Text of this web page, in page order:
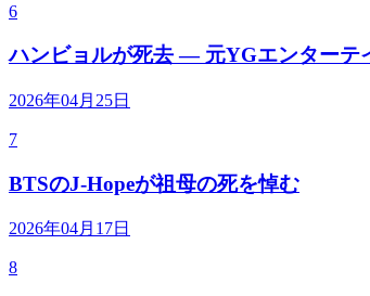
6
ハンビョルが死去 — 元YGエンターテ
2026年04月25日
7
BTSのJ-Hopeが祖母の死を悼む
2026年04月17日
8